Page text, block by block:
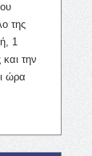
της
1
την
ώρα